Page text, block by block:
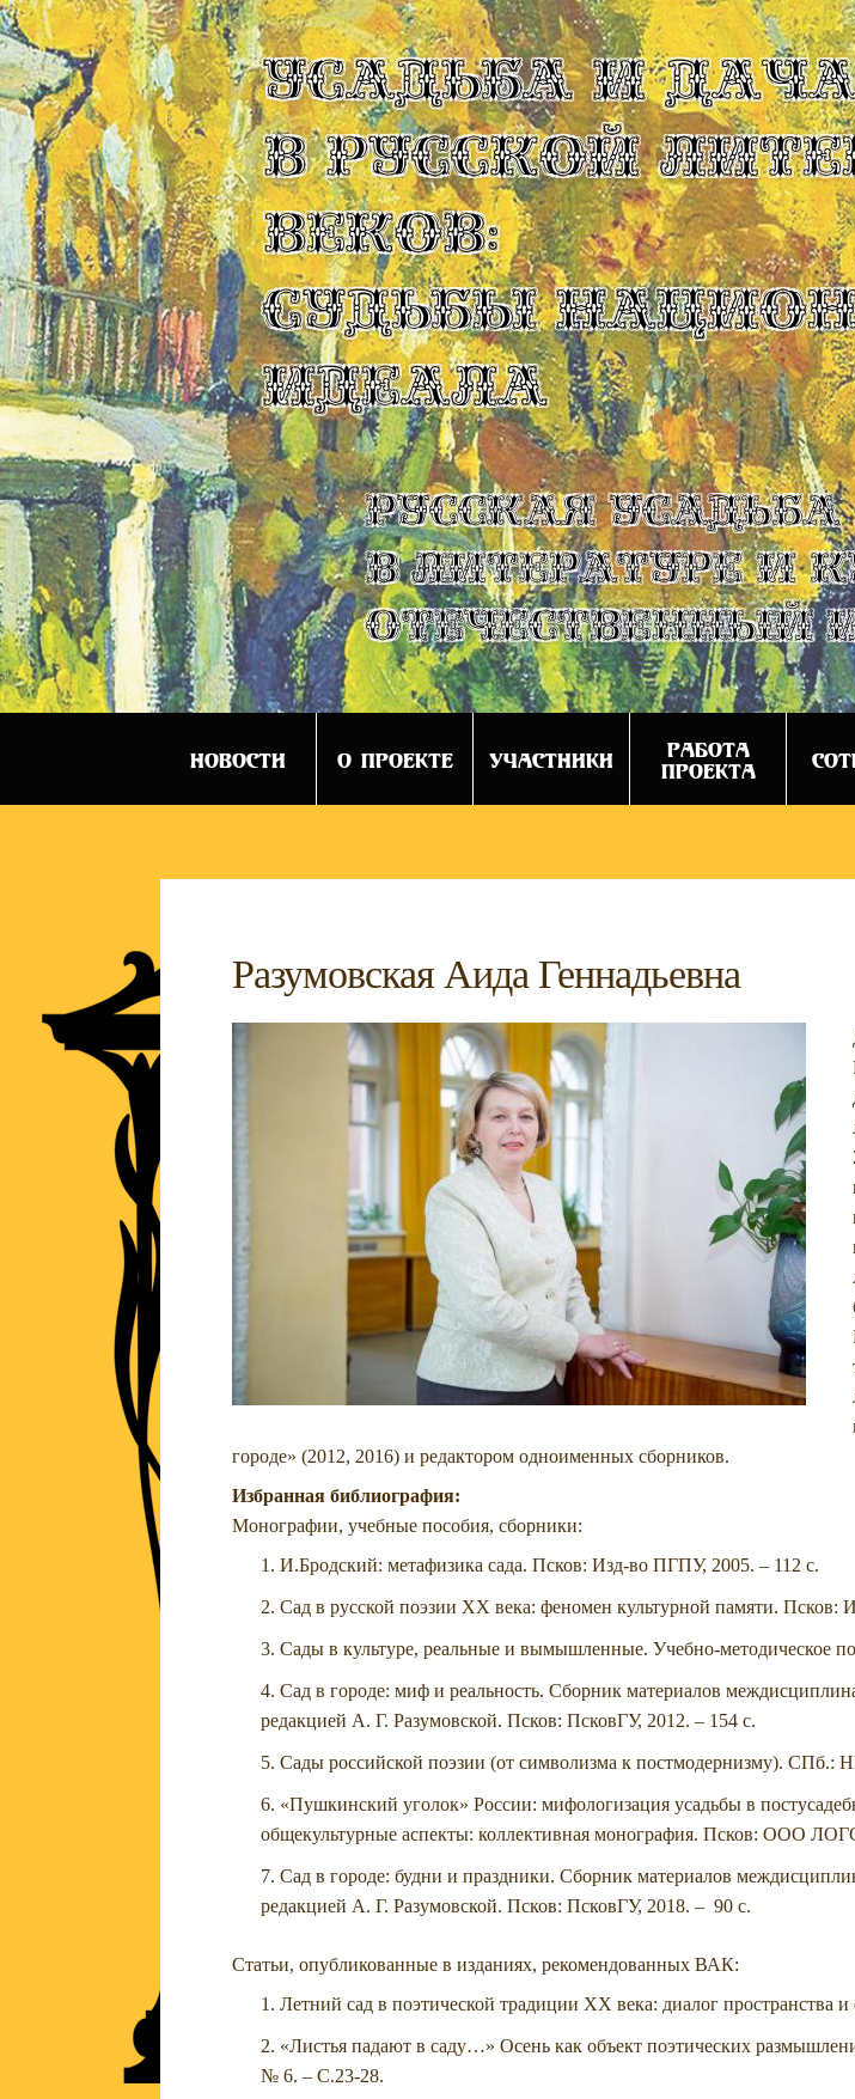
УСАДЬБА И
В РУССКОЙ
ВЕКОВ:
СУДЬБЫ
ИДЕАЛА
Русская усадьба
в литературе и
отечественный
НОВОСТИ О ПРОЕКТЕ УЧАСТНИКИ
РАБОТА
ПРОЕКТА
Разумовская Аида Геннадьевна
городе» (2012, 2016) и редактором одноименных сборников.
Избранная библиография:
Монографии, учебные пособия, сборники:
И.Бродский: метафизика сада. Псков: Изд-во ПГПУ, 2005. – 112 с.
Сад в русской поэзии ХХ века: феномен культурной памяти. Псков:
Сады в культуре, реальные и вымышленные. Учебно-методическое
Сад в городе: миф и реальность. Сборник материалов
редакцией А. Г. Разумовской. Псков: ПсковГУ, 2012. – 154 с.
Сады российской поэзии (от символизма к постмодернизму). СПб.:
«Пушкинский уголок» России: мифологизация усадьбы в
общекультурные аспекты: коллективная монография. Псков: ООО
Сад в городе: будни и праздники. Сборник материалов
редакцией А. Г. Разумовской. Псков: ПсковГУ, 2018. – 90 с.
Статьи, опубликованные в изданиях, рекомендованных ВАК:
Летний сад в поэтической традиции ХХ века: диалог пространства
«Листья падают в саду…» Осень как объект поэтических
№ 6. – С.23-28.